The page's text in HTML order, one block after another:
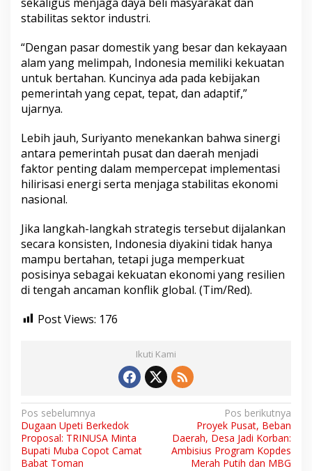
stabilitas sektor industri.
“Dengan pasar domestik yang besar dan kekayaan
alam yang melimpah, Indonesia memiliki kekuatan
untuk bertahan. Kuncinya ada pada kebijakan
pemerintah yang cepat, tepat, dan adaptif,”
ujarnya.
Lebih jauh, Suriyanto menekankan bahwa sinergi
antara pemerintah pusat dan daerah menjadi
faktor penting dalam mempercepat implementasi
hilirisasi energi serta menjaga stabilitas ekonomi
nasional.
Jika langkah-langkah strategis tersebut dijalankan
secara konsisten, Indonesia diyakini tidak hanya
mampu bertahan, tetapi juga memperkuat
posisinya sebagai kekuatan ekonomi yang resilien
di tengah ancaman konflik global. (Tim/Red).
Post Views: 176
Ikuti Kami
N
a
v
Pos sebelumnya
Dugaan Upeti Berkedok
Proposal: TRINUSA Minta
Bupati Muba Copot Camat
Babat Toman
Pos berikutnya
Proyek Pusat, Beban
Daerah, Desa Jadi Korban:
Ambisius Program Kopdes
Merah Putih dan MBG